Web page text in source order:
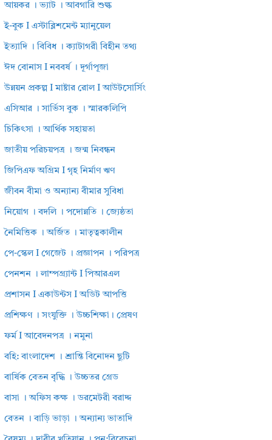
আয়কর । ভ্যাট । আবগারি শুল্ক
ই-বুক I এস্টাব্লিশমেন্ট ম্যানুয়েল
ইত্যাদি । বিবিধ । ক্যাটাগরী বিহীন তথ্য
ঈদ বোনাস I নববর্ষ । দূর্গাপূজা
উন্নয়ন প্রকল্প I মাষ্টার রোল I আউটসোর্সিং
এসিআর । সার্ভিস বুক । স্মারকলিপি
চিকিৎসা । আর্থিক সহায়তা
জাতীয় পরিচয়পত্র । জন্ম নিবন্ধন
জিপিএফ অগ্রিম I গৃহ নির্মাণ ঋণ
জীবন বীমা ও অন্যান্য বীমার সুবিধা
নিয়োগ । বদলি । পদোন্নতি । জ্যেষ্ঠতা
নৈমিত্তিক । অর্জিত । মাতৃত্বকালীন
পে-স্কেল I গেজেট । প্রজ্ঞাপন । পরিপত্র
পেনশন । লাম্পগ্র্যান্ট I পিআরএল
প্রশাসন I একাউন্টস I অডিট আপত্তি
প্রশিক্ষণ । সংযুক্তি । উচ্চশিক্ষা। প্রেষণ
ফর্ম I আবেদনপত্র । নমুনা
বহি: বাংলাদেশ । শ্রান্তি বিনোদন ছুটি
বার্ষিক বেতন বৃদ্ধি । উচ্চতর গ্রেড
বাসা । অফিস কক্ষ । ডরমেটরী বরাদ্দ
বেতন । বাড়ি ভাড়া । অন্যান্য ভাতাদি